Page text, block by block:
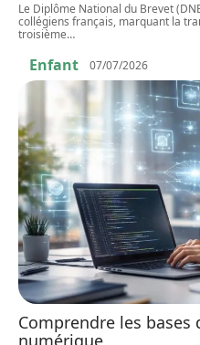
Le Diplôme National du Brevet
collégiens français, marquant la
troisième…
Enfant 07/07/2026
Comprendre les
numérique